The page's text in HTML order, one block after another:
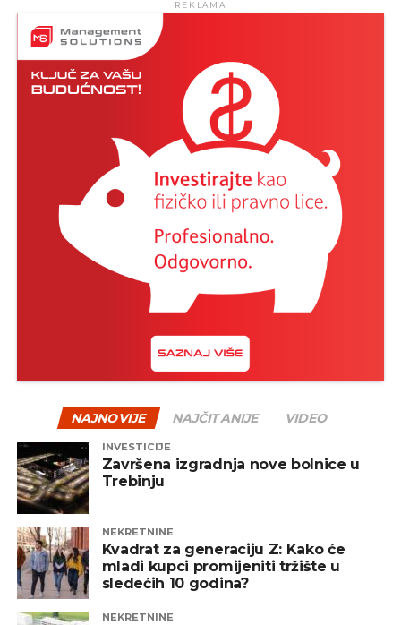
REKLAMA
NAJNOVIJE NAJČITANIJE VIDEO
INVESTICIJE
Završena izgradnja nove bolnice u
Trebinju
NEKRETNINE
Kvadrat za generaciju Z: Kako će
mladi kupci promijeniti tržište u
sledećih 10 godina?
NEKRETNINE